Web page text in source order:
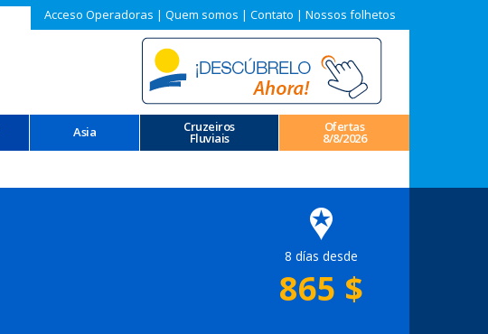
Acceso Operadoras | Quem somos | Contato | Nossos folhetos
Asia Cruzeiros
Fluviais
Ofertas
8/8/2026
8 días desde
865 $